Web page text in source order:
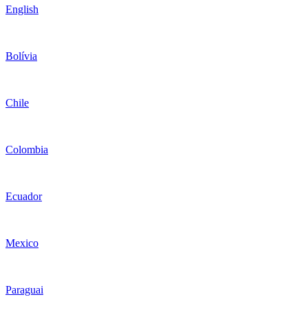
English
Bolívia
Chile
Colombia
Ecuador
Mexico
Paraguai